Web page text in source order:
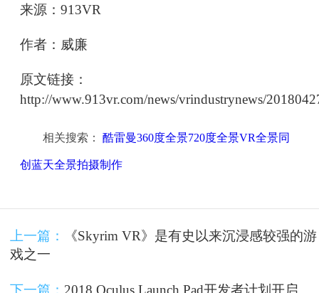
来源：913VR
作者：威廉
原文链接：
http://www.913vr.com/news/vrindustrynews/
相关搜索： 酷雷曼360度全景720度全景VR全景同
创蓝天全景拍摄制作
上一篇：
《Skyrim VR》是有史以来沉浸感较强的游
戏之一
下一篇： 2018 Oculus Launch Pad开发者计划开启